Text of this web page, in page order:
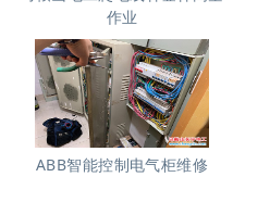
作业
ABB智能控制电气柜维修